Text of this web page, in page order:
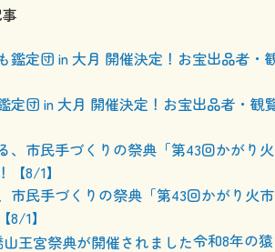
定団 in 大月 開催決定！お宝出品者・観
市民手づくりの祭典「第43回かがり火市
1】
令和8年の猿